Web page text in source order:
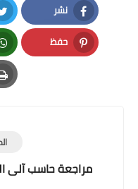
نشر
Facebook
حفظ
Pinterest
مراجعة حاسب آلى